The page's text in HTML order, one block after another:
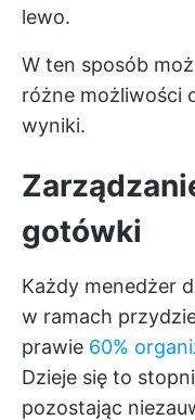
lewo.
W ten sposób
różne możliwości
wyniki.
gotówki
Każdy menedżer
w ramach
prawie 60%
Dzieje się to
pozostając